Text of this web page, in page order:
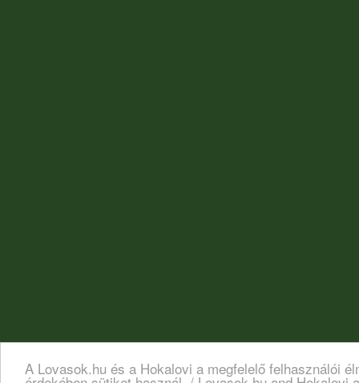
A Lovasok.hu és a Hokalovi a megfelelő felhasználói